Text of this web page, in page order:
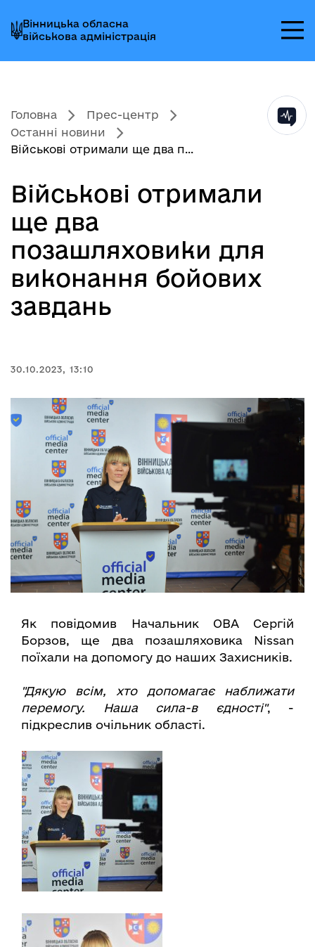
до
головного
меню
до
головного
вмісту
до
головного
колонтитула
Вінницька обласна
військова адміністрація
Головна
Прес-центр
Останні новини
Військові отримали ще два п...
Військові отримали
ще два
позашляховики для
виконання бойових
завдань
30.10.2023, 13:10
Як повідомив Начальник ОВА Сергій
Борзов, ще два позашляховика Nissan
поїхали на допомогу до наших Захисників.
"Дякую всім, хто допомагає наближати
перемогу. Наша сила-в єдності", -
підкреслив очільник області.